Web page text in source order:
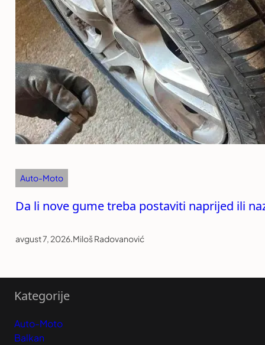
Auto-Moto
Da li nove gume treba postaviti naprijed ili
avgust 7, 2026.Miloš Radovanović
Kategorije
Auto-Moto
Balkan